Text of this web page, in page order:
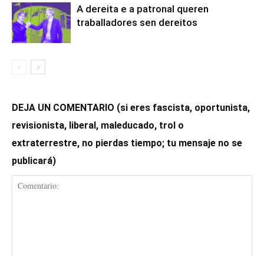
A dereita e a patronal queren
traballadores sen dereitos
DEJA UN COMENTARIO (si eres fascista, oportunista,
revisionista, liberal, maleducado, trol o
extraterrestre, no pierdas tiempo; tu mensaje no se
publicará)